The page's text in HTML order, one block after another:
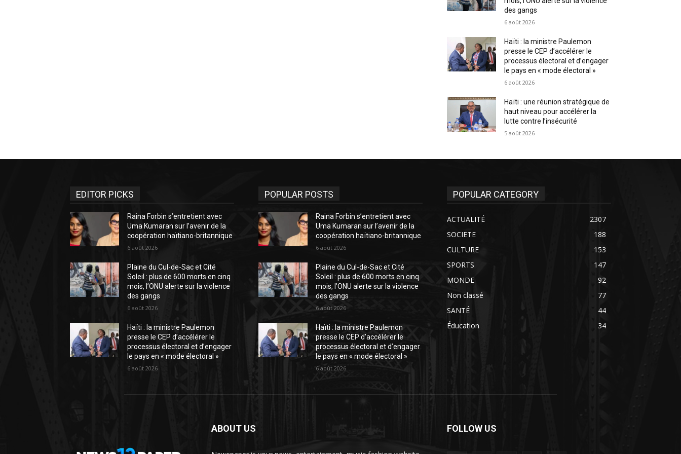
des gangs
6 août 2026
Haïti : la ministre Paulemon
presse le CEP d’accélérer le
processus électoral et d’engager
le pays en « mode électoral »
6 août 2026
Haïti : une réunion stratégique de
haut niveau pour accélérer la
lutte contre l’insécurité
5 août 2026
EDITOR PICKS
Raina Forbin s’entretient avec
Uma Kumaran sur l’avenir de la
coopération haïtiano-britannique
6 août 2026
Plaine du Cul-de-Sac et Cité
Soleil : plus de 600 morts en cinq
mois, l’ONU alerte sur la violence
des gangs
6 août 2026
Haïti : la ministre Paulemon
presse le CEP d’accélérer le
processus électoral et d’engager
le pays en « mode électoral »
6 août 2026
POPULAR POSTS
Raina Forbin s’entretient avec
Uma Kumaran sur l’avenir de la
coopération haïtiano-britannique
6 août 2026
Plaine du Cul-de-Sac et Cité
Soleil : plus de 600 morts en cinq
mois, l’ONU alerte sur la violence
des gangs
6 août 2026
Haïti : la ministre Paulemon
presse le CEP d’accélérer le
processus électoral et d’engager
le pays en « mode électoral »
6 août 2026
POPULAR CATEGORY
ACTUALITÉ
2307
SOCIETE
188
CULTURE
153
SPORTS
147
MONDE
92
Non classé
77
SANTÉ
44
Éducation
34
ABOUT US FOLLOW US